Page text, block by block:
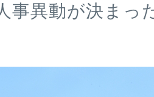
事異動が決まっ